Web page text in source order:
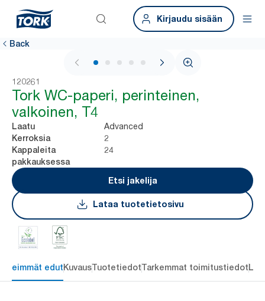
Kirjaudu sisään
Back
1 / 5
120261
Tork WC-paperi, perinteinen,
valkoinen, T4
Laatu Advanced
Kerroksia 2
Kappaleita
pakkauksessa
24
Etsi jakelija
Lataa tuotetietosivu
edutKuvausTuotetiedotTarkemmat toimitustiedot